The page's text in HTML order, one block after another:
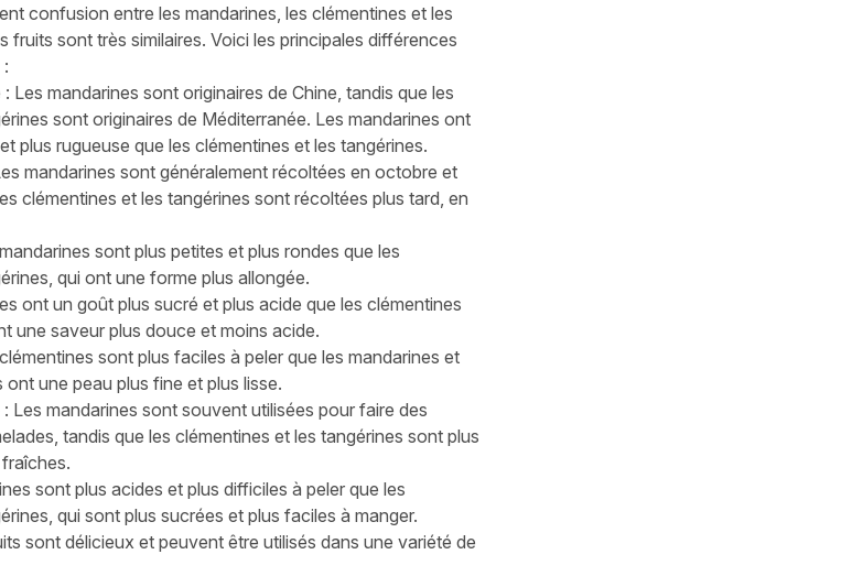
confusion entre les mandarines, les clémentines et les
fruits sont très similaires. Voici les principales différences
Les mandarines sont originaires de Chine, tandis que les
sont originaires de Méditerranée. Les mandarines ont
plus rugueuse que les clémentines et les tangérines.
mandarines sont généralement récoltées en octobre et
clémentines et les tangérines sont récoltées plus tard, en
sont plus petites et plus rondes que les
qui ont une forme plus allongée.
ont un goût plus sucré et plus acide que les clémentines
une saveur plus douce et moins acide.
sont plus faciles à peler que les mandarines et
ont une peau plus fine et plus lisse.
Les mandarines sont souvent utilisées pour faire des
tandis que les clémentines et les tangérines sont plus
sont plus acides et plus difficiles à peler que les
qui sont plus sucrées et plus faciles à manger.
sont délicieux et peuvent être utilisés dans une variété de